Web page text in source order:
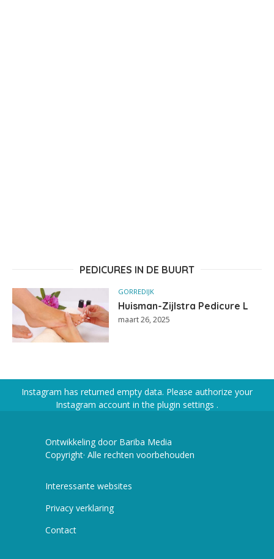
PEDICURES IN DE BUURT
GORREDIJK
Huisman-Zijlstra Pedicure L
maart 26, 2025
Instagram has returned empty data. Please authorize your
Instagram account in the plugin settings .
Ontwikkeling door Bariba Media
Copyright· Alle rechten voorbehouden
Interessante websites
Privacy verklaring
Contact